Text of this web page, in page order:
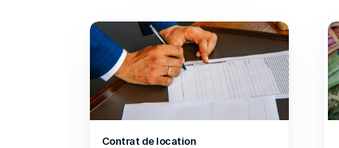
Contrat de location